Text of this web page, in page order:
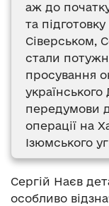
аж до
та
Сіверськом,
стали
просування
передумови
операції на
Ізюмського
Сергій Наєв
особливо